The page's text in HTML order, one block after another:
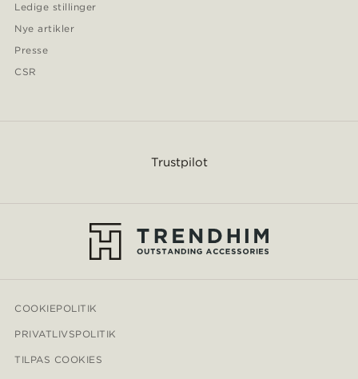
Ledige stillinger
Nye artikler
Presse
CSR
Trustpilot
COOKIEPOLITIK
PRIVATLIVSPOLITIK
TILPAS COOKIES